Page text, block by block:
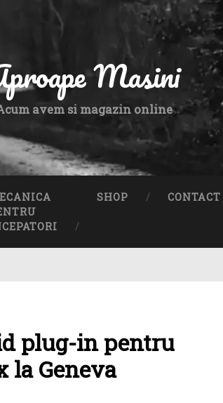
Masini
avem si magazin online
SHOP CONTACT
plug-in pentru
la Geneva